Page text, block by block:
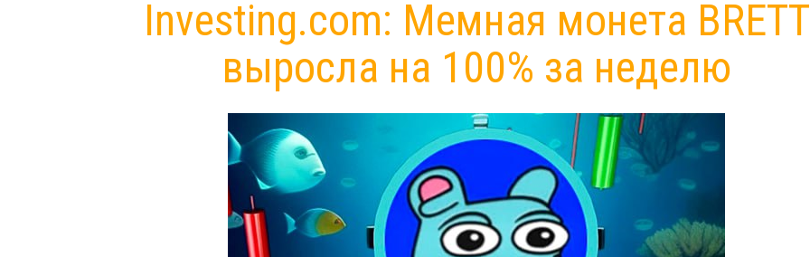
Investing.com: Мемная монета BRETT
выросла на 100% за неделю